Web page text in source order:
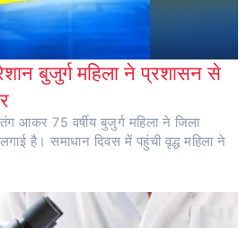
बुजुर्ग महिला ने प्रशासन से
आकर 75 वर्षीय बुजुर्ग महिला ने जिला
है। समाधान दिवस में पहुंची वृद्ध महिला ने